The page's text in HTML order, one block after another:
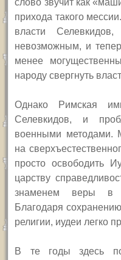
слово звучит как
прихода такого
власти
невозможным, и
менее
народу свергнуть
Однако Римская
Селевкидов, и
военными методами.
на
просто освободить
царству
знаменем веры в
Благодаря
религии, иудеи легко
В те годы здесь